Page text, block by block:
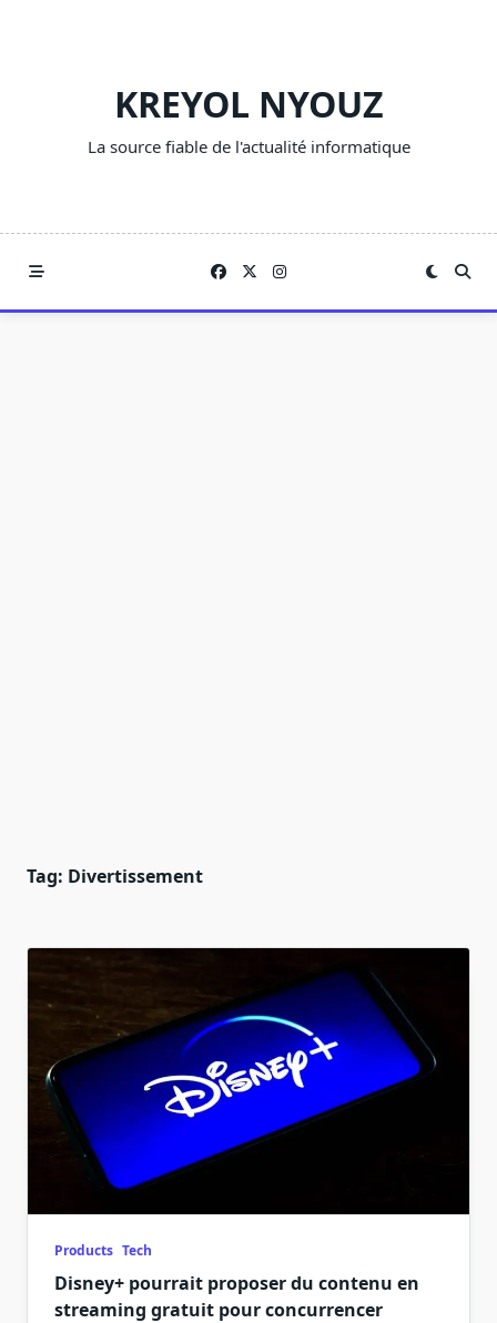
KREYOL NYOUZ
La source fiable de l'actualité informatique
Tag: Divertissement
Products Tech
Disney+ pourrait proposer du contenu en
streaming gratuit pour concurrencer